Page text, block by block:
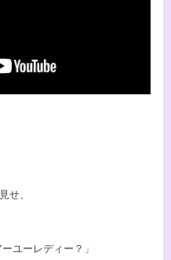
せ、
ユーレディー？」